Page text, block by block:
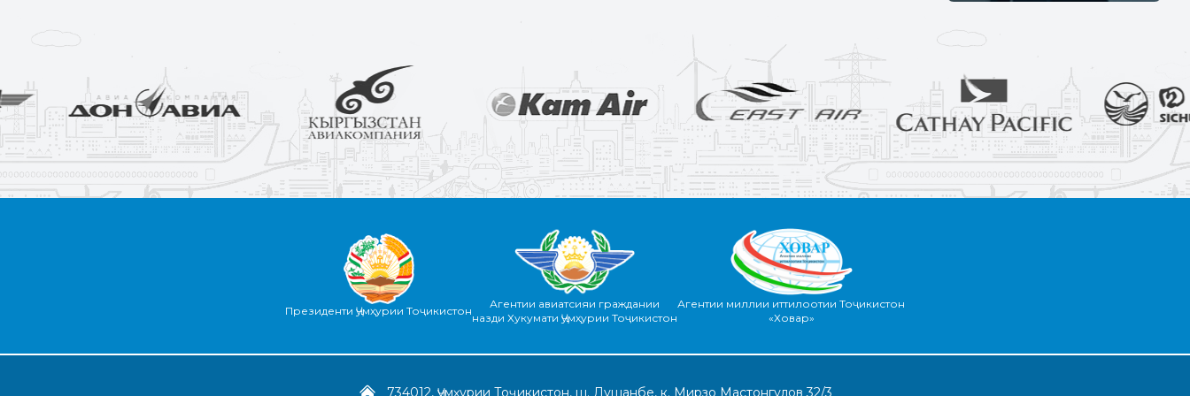
Президенти Ҷумҳурии Тоҷикистон
Агентии авиатсияи граждании
назди Хукумати Ҷумҳурии Тоҷикистон
Агентии миллии иттилоотии Тоҷикистон
«Ховар»
734012, Ҷумҳурии Тоҷикистон, ш. Душанбе, к. Мирзо Мастонгулов 32/3